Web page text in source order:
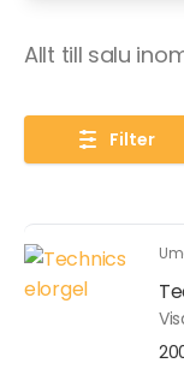
Allt till salu
Filter